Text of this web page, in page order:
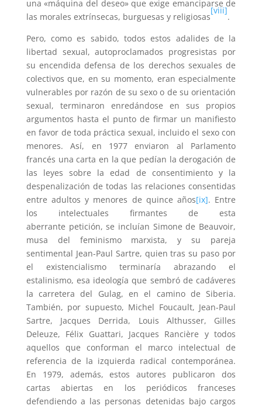
una «máquina del deseo» que exige emanciparse de
las morales extrínsecas, burguesas y religiosas
[viii]
.
Pero, como es sabido, todos estos adalides de la
libertad sexual, autoproclamados progresistas por
su encendida defensa de los derechos sexuales de
colectivos que, en su momento, eran especialmente
vulnerables por razón de su sexo o de su orientación
sexual, terminaron enredándose en sus propios
argumentos hasta el punto de firmar un manifiesto
en favor de toda práctica sexual, incluido el sexo con
menores. Así, en 1977 enviaron al Parlamento
francés una carta en la que pedían la derogación de
las leyes sobre la edad de consentimiento y la
despenalización de todas las relaciones consentidas
entre adultos y menores de quince años[ix]. Entre
los intelectuales firmantes de esta
aberrante petición, se incluían Simone de Beauvoir,
musa del feminismo marxista, y su pareja
sentimental Jean-Paul Sartre, quien tras su paso por
el existencialismo terminaría abrazando el
estalinismo, esa ideología que sembró de cadáveres
la carretera del Gulag, en el camino de Siberia.
También, por supuesto, Michel Foucault, Jean-Paul
Sartre, Jacques Derrida, Louis Althusser, Gilles
Deleuze, Félix Guattari, Jacques Rancière y todos
aquellos que conforman el marco intelectual de
referencia de la izquierda radical contemporánea.
En 1979, además, estos autores publicaron dos
cartas abiertas en los periódicos franceses
defendiendo a las personas detenidas bajo cargos